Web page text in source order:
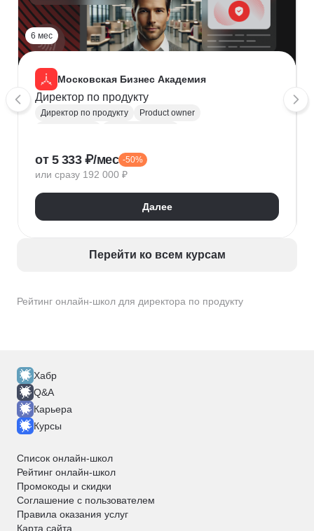
Рейтинг онлайн-школ для директора по продукту
6 мес
Московская Бизнес Академия
Директор по продукту
Директор по продукту
Product owner
Управление компанией
Анализ рынка
Исследование рынка
Ценообразование
Продуктовая аналитика
от 5 333 ₽/мес -50%
или сразу 192 000 ₽
Далее
Перейти ко всем курсам
Хабр
Q&A
Карьера
Курсы
Список онлайн-школ
Рейтинг онлайн-школ
Промокоды и скидки
Соглашение с пользователем
Правила оказания услуг
Карта сайта